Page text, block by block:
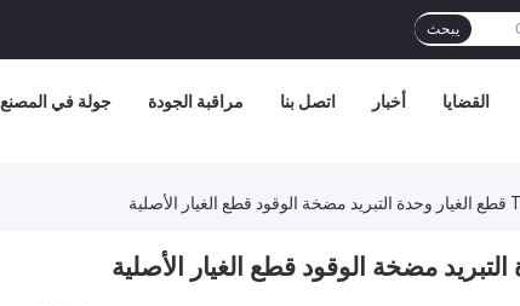
يبحث
جولة في المصنع مراقبة الجودة اتصل بنا أخبار القضايا